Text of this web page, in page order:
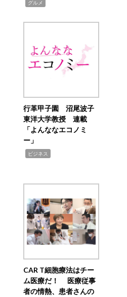
グルメ
行革甲子園 沼尾波子
東洋大学教授 連載
「よんななエコノミ
ー」
ビジネス
CAR T細胞療法はチー
ム医療だ！ 医療従事
者の情熱、患者さんの